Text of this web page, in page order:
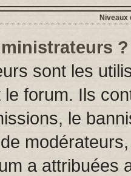
Niveaux
?
sont les
forum. Ils
le
a attribuées